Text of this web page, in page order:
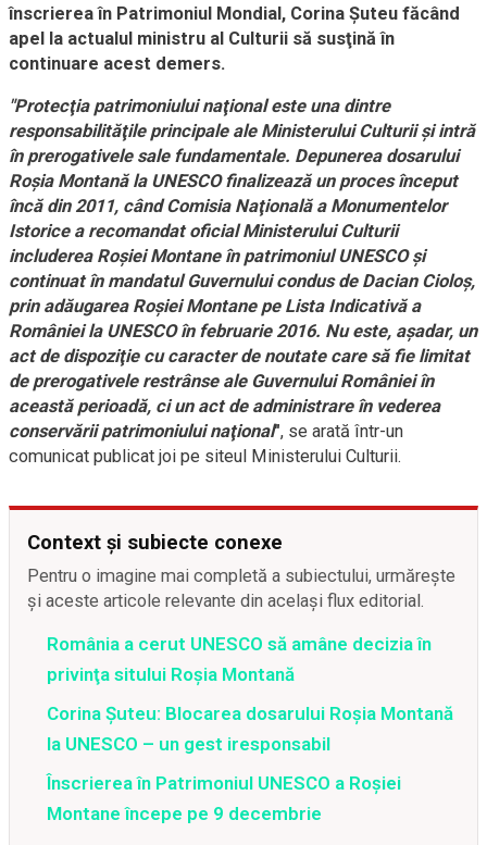
înscrierea în Patrimoniul Mondial, Corina Şuteu făcând
apel la actualul ministru al Culturii să susţină în
continuare acest demers.
"Protecţia patrimoniului naţional este una dintre
responsabilităţile principale ale Ministerului Culturii şi intră
în prerogativele sale fundamentale. Depunerea dosarului
Roşia Montană la UNESCO finalizează un proces început
încă din 2011, când Comisia Naţională a Monumentelor
Istorice a recomandat oficial Ministerului Culturii
includerea Roşiei Montane în patrimoniul UNESCO şi
continuat în mandatul Guvernului condus de Dacian Cioloş,
prin adăugarea Roşiei Montane pe Lista Indicativă a
României la UNESCO în februarie 2016. Nu este, aşadar, un
act de dispoziţie cu caracter de noutate care să fie limitat
de prerogativele restrânse ale Guvernului României în
această perioadă, ci un act de administrare în vederea
conservării patrimoniului naţional", se arată într-un
comunicat publicat joi pe siteul Ministerului Culturii.
Context și subiecte conexe
Pentru o imagine mai completă a subiectului, urmărește
și aceste articole relevante din același flux editorial.
România a cerut UNESCO să amâne decizia în
privinţa sitului Roşia Montană
Corina Şuteu: Blocarea dosarului Roşia Montană
la UNESCO – un gest iresponsabil
Înscrierea în Patrimoniul UNESCO a Roşiei
Montane începe pe 9 decembrie